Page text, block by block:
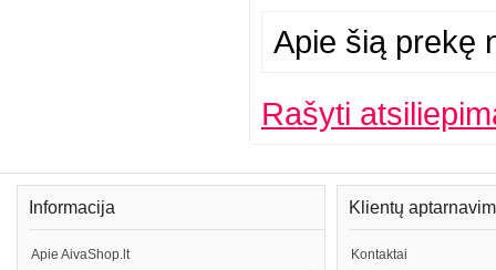
Apie šią prekę
Rašyti
Informacija
Apie AivaShop.lt
Klientų
Kontaktai